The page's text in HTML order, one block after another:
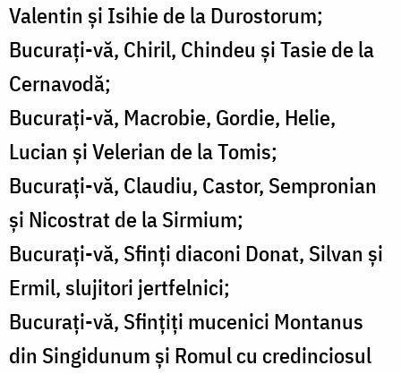
Valentin şi Isihie de la Durostorum;
Bucuraţi-vă, Chiril, Chindeu şi Tasie de la
Cernavodă;
Bucuraţi-vă, Macrobie, Gordie, Helie,
Lucian şi Velerian de la Tomis;
Bucuraţi-vă, Claudiu, Castor, Sempronian
şi Nicostrat de la Sirmium;
Bucuraţi-vă, Sfinţi diaconi Donat, Silvan şi
Ermil, slujitori jertfelnici;
Bucuraţi-vă, Sfinţiţi mucenici Montanus
din Singidunum şi Romul cu credinciosul